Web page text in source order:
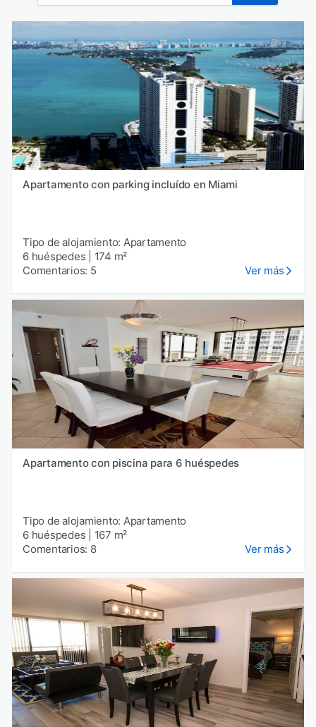
Apartamento con parking incluído en Miami
Tipo de alojamiento: Apartamento
6 huéspedes
174 m²
Comentarios: 5
Ver más
Apartamento con piscina para 6 huéspedes
Tipo de alojamiento: Apartamento
6 huéspedes
167 m²
Comentarios: 8
Ver más